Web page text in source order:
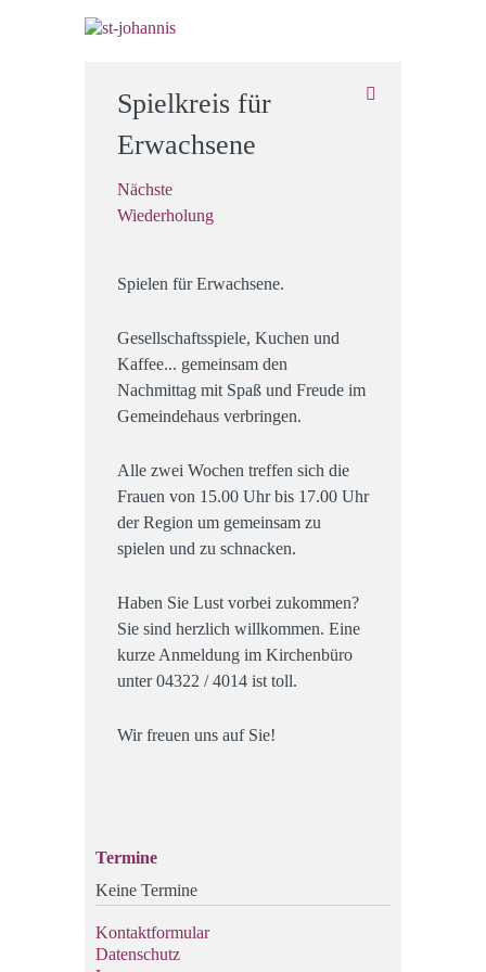
Spielkreis für
Erwachsene
Nächste
Wiederholung
Spielen für Erwachsene.
Gesellschaftsspiele, Kuchen und
Kaffee... gemeinsam den
Nachmittag mit Spaß und Freude im
Gemeindehaus verbringen.
Alle zwei Wochen treffen sich die
Frauen von 15.00 Uhr bis 17.00 Uhr
der Region um gemeinsam zu
spielen und zu schnacken.
Haben Sie Lust vorbei zukommen?
Sie sind herzlich willkommen. Eine
kurze Anmeldung im Kirchenbüro
unter 04322 / 4014 ist toll.
Wir freuen uns auf Sie!
Termine
Keine Termine
Kontaktformular
Datenschutz